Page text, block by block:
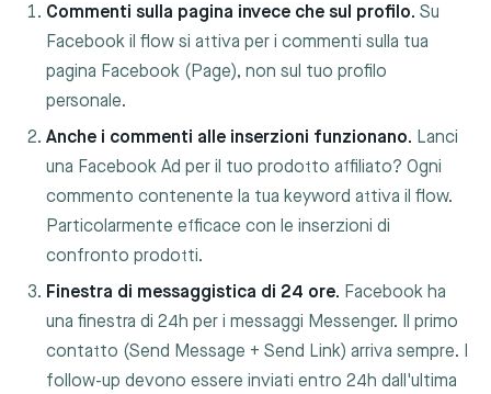
Commenti sulla pagina invece che sul profilo. Su
Facebook il flow si attiva per i commenti sulla tua
pagina Facebook (Page), non sul tuo profilo
personale.
Anche i commenti alle inserzioni funzionano. Lanci
una Facebook Ad per il tuo prodotto affiliato? Ogni
commento contenente la tua keyword attiva il flow.
Particolarmente efficace con le inserzioni di
confronto prodotti.
Finestra di messaggistica di 24 ore. Facebook ha
una finestra di 24h per i messaggi Messenger. Il primo
contatto (Send Message + Send Link) arriva sempre. I
follow-up devono essere inviati entro 24h dall'ultima